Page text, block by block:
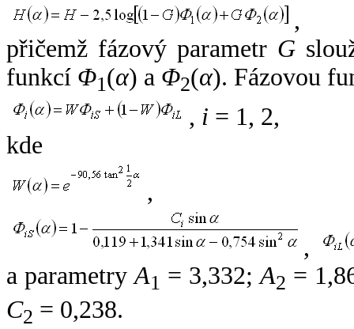
,
přičemž fázový parametr G
funkcí Φ1(α) a Φ2(α). Fázovou
, i = 1, 2,
kde
,
,
a parametryA1 = 3,332;A2 =
C2 = 0,238.